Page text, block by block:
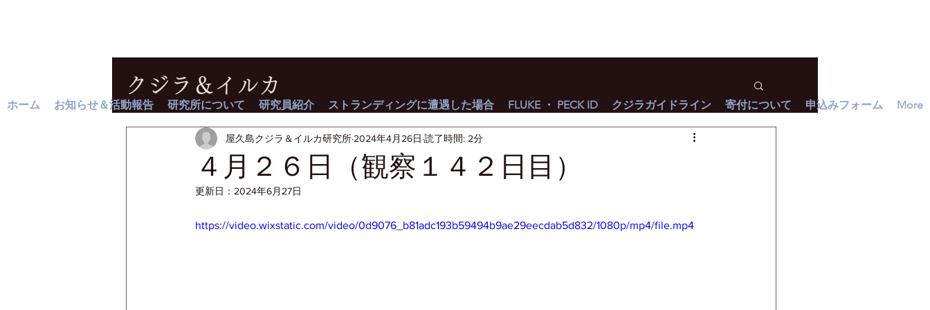
クジラ＆イルカ
４月２６日（観察１４２日目）
屋久島クジラ＆イルカ研究所 2024年4月26日 読了時間: 2分
更新日： 2024年6月27日
https://video.wixstatic.com/video/0d9076_b81adc193b59494b9ae29eecdab5d832/1080p/mp4/file.mp4
ホーム お知らせ＆活動報告 研究所について 研究員紹介 ストランディングに遭遇した場合 FLUKE ・ PECK ID クジラガイドライン 寄付について 申込みフォーム More